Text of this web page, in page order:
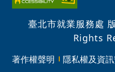
臺北市就業服務處
Rights
著作權聲明 隱私權及資